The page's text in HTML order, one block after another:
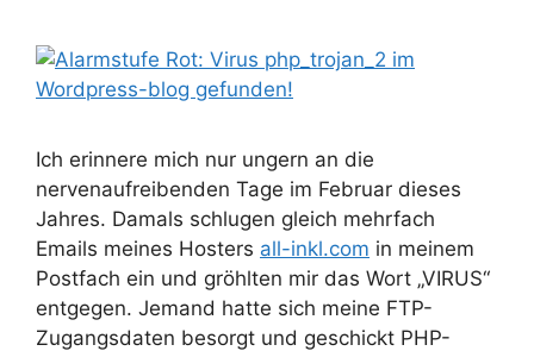
Ich erinnere mich nur ungern an die
nervenaufreibenden Tage im Februar dieses
Jahres. Damals schlugen gleich mehrfach
Emails meines Hosters all-inkl.com in meinem
Postfach ein und gröhlten mir das Wort „VIRUS“
entgegen. Jemand hatte sich meine FTP-
Zugangsdaten besorgt und geschickt PHP-